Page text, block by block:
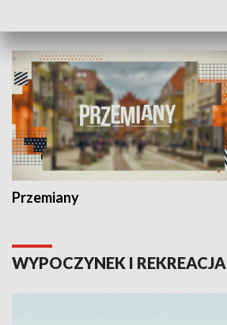
Przemiany
WYPOCZYNEK I REKREACJA